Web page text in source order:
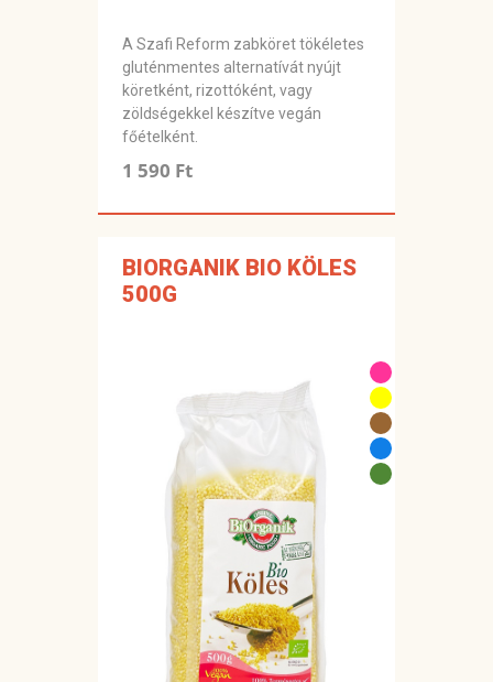
A Szafi Reform zabköret tökéletes
gluténmentes alternatívát nyújt
köretként, rizottóként, vagy
zöldségekkel készítve vegán
főételként.
1 590 Ft
BIORGANIK BIO KÖLES
500G